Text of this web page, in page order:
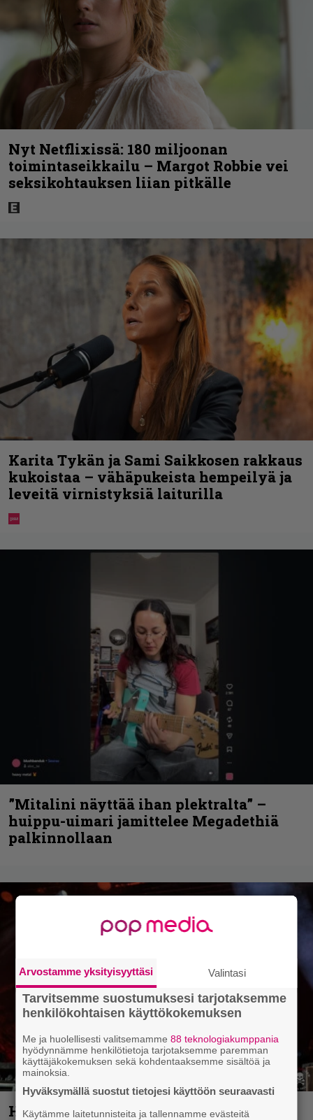
Nyt Netflixissä: 180 miljoonan
toimintaseikkailu – Margot Robbie vei
seksikohtauksen liian pitkälle
Karita Tykän ja Sami Saikkosen rakkaus
kukoistaa – vähäpukeista hempeilyä ja
leveitä virnistyksiä laiturilla
”Mitalini näyttää ihan plektralta” –
huippu-uimari jamittelee Megadethiä
palkinnollaan
Hellsinki Metal Festival kuvina, osa 1 –
Arvostamme yksityisyyttäsi Valintasi
Tarvitsemme suostumuksesi tarjotaksemme
henkilökohtaisen käyttökokemuksen
Me ja huolellisesti valitsemamme88 teknologiakumppania
hyödynnämme henkilötietoja tarjotaksemme paremman
käyttäjäkokemuksen sekä kohdentaaksemme sisältöä ja
mainoksia.
Hyväksymällä suostut tietojesi käyttöön seuraavasti
Käytämme laitetunnisteita ja tallennamme evästeitä